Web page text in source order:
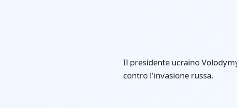
Il presidente ucraino
contro l'invasione russa.